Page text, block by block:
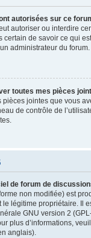
autorisées sur ce
autoriser ou interdire
certain de savoir ce qui
administrateur du forum.
toutes mes pièces
pièces jointes que vous
de contrôle de
de forum de
non modifiée) est
le légitime propriétaire. Il
GNU version 2
plus d’informations,
anglais).